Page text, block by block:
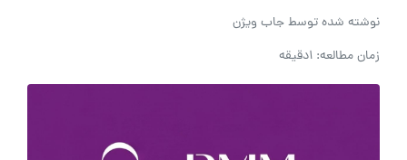
نوشته شده توسطجاب ویژن
زمان مطالعه: 1دقیقه